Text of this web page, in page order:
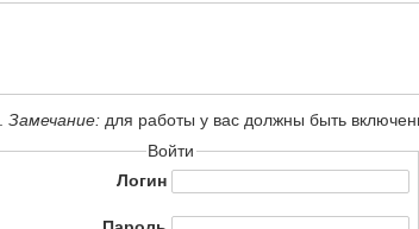
Замечание:для работы у вас должны быть
Войти
Логин